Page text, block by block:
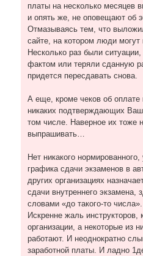
платы на несколько месяцев
и опять же, не оповещают об
Отмазываясь тем, что
сайте, на котором люди могут
Несколько раз были
фактом или теряли сданную
придется пересдавать снова.
А еще, кроме чеков об оплате
никаких подтверждающих
том числе. Наверное их тоже
выпрашивать…
Нет никакого
графика сдачи экзаменов в
других организациях
сдачи внутреннего экзамена,
словами «до такого-то числа».
Искренне жаль инструкторов,
организации, а некоторые из
работают. И неоднократно
заработной платы. И ладно